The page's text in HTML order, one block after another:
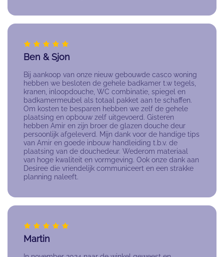
Ben & Sjon
Bij aankoop van onze nieuw gebouwde casco woning
hebben we besloten de gehele badkamer t.w tegels,
kranen, inloopdouche, WC combinatie, spiegel en
badkamermeubel als totaal pakket aan te schaffen.
Om kosten te besparen hebben we zelf de gehele
plaatsing en opbouw zelf uitgevoerd. Gisteren
hebben Amir en zijn broer de glazen douche deur
persoonlijk afgeleverd. Mijn dank voor de handige tips
van Amir en goede inbouw handleiding t.b.v. de
plaatsing van de douchedeur. Wederom materiaal
van hoge kwaliteit en vormgeving. Ook onze dank aan
Desiree die vriendelijk communiceert en een strakke
planning naleeft.
Martin